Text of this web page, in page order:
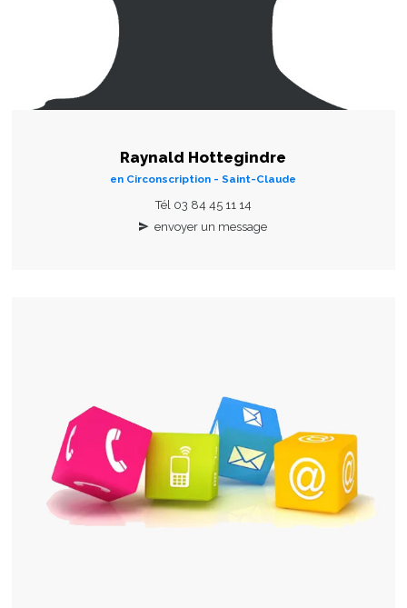
Raynald Hottegindre
en Circonscription - Saint-Claude
Tél 03 84 45 11 14
envoyer un message